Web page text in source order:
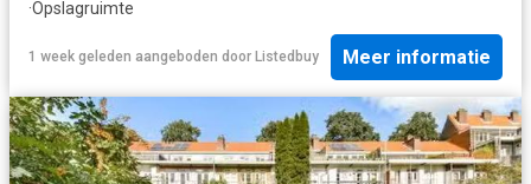
·Opslagruimte
1 week geleden aangeboden door Listedbuy Meer informatie